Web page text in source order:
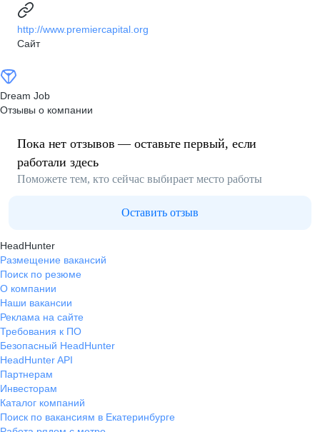
http://www.premiercapital.org
Сайт
Dream Job
Отзывы о компании
Пока нет отзывов — оставьте первый, если
работали здесь
Поможете тем, кто сейчас выбирает место работы
Оставить отзыв
HeadHunter
Размещение вакансий
Поиск по резюме
О компании
Наши вакансии
Реклама на сайте
Требования к ПО
Безопасный HeadHunter
HeadHunter API
Партнерам
Инвесторам
Каталог компаний
Поиск по вакансиям в Екатеринбурге